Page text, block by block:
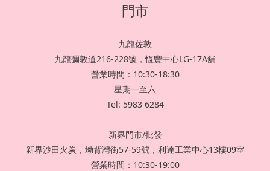
門市
九龍佐敦
九龍彌敦道216-228號，恆豐中心LG-17A舖
營業時間：10:30-18:30
星期一至六
Tel: 5983 6284
新界門市/批發
新界沙田火炭，坳背灣街57-59號，利達工業中心13樓09室
營業時間：10:30-19:00